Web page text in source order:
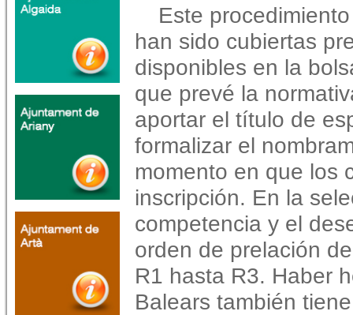
Este
han sido cubiertas
disponibles en la
que prevé la
aportar el título de
formalizar el
momento en que los
inscripción. En la
competencia y el
orden de prelación
R1 hasta R3. Haber
Balears también